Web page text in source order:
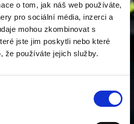
o tom, jak náš web používáte,
pro sociální média, inzerci a
mohou zkombinovat s
jste jim poskytli nebo které
že používáte jejich služby.